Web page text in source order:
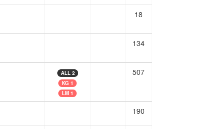
18
134
ALL 2
KG 1
LM 1
507
190